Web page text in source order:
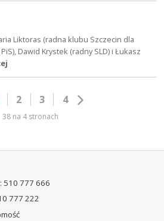
Liktoras (radna klubu Szczecin dla
Dawid Krystek (radny SLD) i Łukasz
2 3 4
38 na 4 stronach
510 777 666
777 222